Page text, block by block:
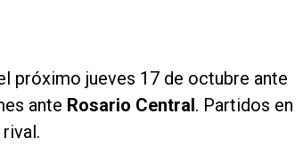
próximo jueves 17 de octubre ante
ante Rosario Central. Partidos en